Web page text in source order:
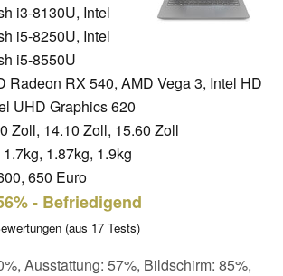
i3-8130U, Intel
i5-8250U, Intel
i5-8550U
Radeon RX 540, AMD Vega 3, Intel HD
UHD Graphics 620
Zoll, 14.10 Zoll, 15.60 Zoll
1.87kg, 1.9kg
650 Euro
- Befriedigend
(aus 17 Tests)
Ausstattung: 57%, Bildschirm: 85%,